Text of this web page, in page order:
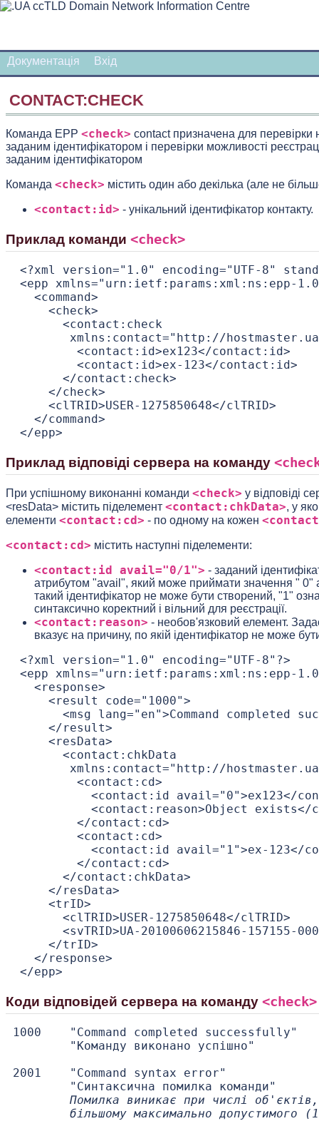
Документація Вхiд
CONTACT:CHECK
Команда EPP <check> contact призначена для перевірки
заданим ідентифікатором і перевірки можливості
заданим ідентифікатором
Команда <check> містить один або декілька (але не
<contact:id> - унікальний ідентифікатор контакту.
Приклад команди <check>
<?xml version="1.0" encoding="UTF-8"
<epp xmlns="urn:ietf:params:xml:ns:epp-
   <command>
     <check>
       <contact:check
xmlns:contact="http://
         <contact:id>ex123</contact:id>
         <contact:id>ex-123</contact:id>
       </contact:check>
     </check>
     <clTRID>USER-1275850648</clTRID>
   </command>
Приклад відповіді сервера на команду
При успішному виконанні команди <check> у відповіді
<resData> містить піделемент <contact:chkData>, у
елементи <contact:cd> - по одному на кожен
<contact:cd> містить наступні піделементи:
<contact:id avail="0/1"> - заданий
атрибутом "avail", який може приймати значення " 0"
такий ідентифікатор не може бути створений, "1"
синтаксично коректний і вільний для реєстрації.
<contact:reason> - необов'язковий елемент.
вказує на причину, по якій ідентифікатор не може
<?xml version="1.0" encoding="UTF-8"?>
<epp xmlns="urn:ietf:params:xml:ns:epp-
   <response>
     <result code="1000">
<msg lang="en">Command completed
     </result>
     <resData>
       <contact:chkData
xmlns:contact="http://
         <contact:cd>
<contact:id avail="0">ex123</
<contact:reason>Object exists</
         </contact:cd>
         <contact:cd>
<contact:id avail="1">ex-123</
         </contact:cd>
       </contact:chkData>
     </resData>
     <trID>
       <clTRID>USER-1275850648</clTRID>
<svTRID>UA-20100606215846-157155-
     </trID>
   </response>
Коди відповідей сервера на команду <check>
1000    "Command completed successfully"
        "Команду виконано успішно"
2001    "Command syntax error"
        "Синтаксична помилка команди"
Помилка виникає при числі
більшому максимально допустимого